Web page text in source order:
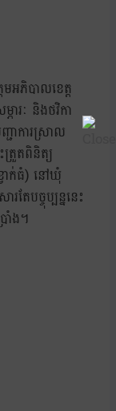
មអភិបាលខេត្ត
ារៈ និងថវិកា
ាការស្រាល
ត្រួតពិនិត្យ
ាក់ធំ) នៅឃុំ
ែបច្ចុប្បន្ននេះ
ាំង។